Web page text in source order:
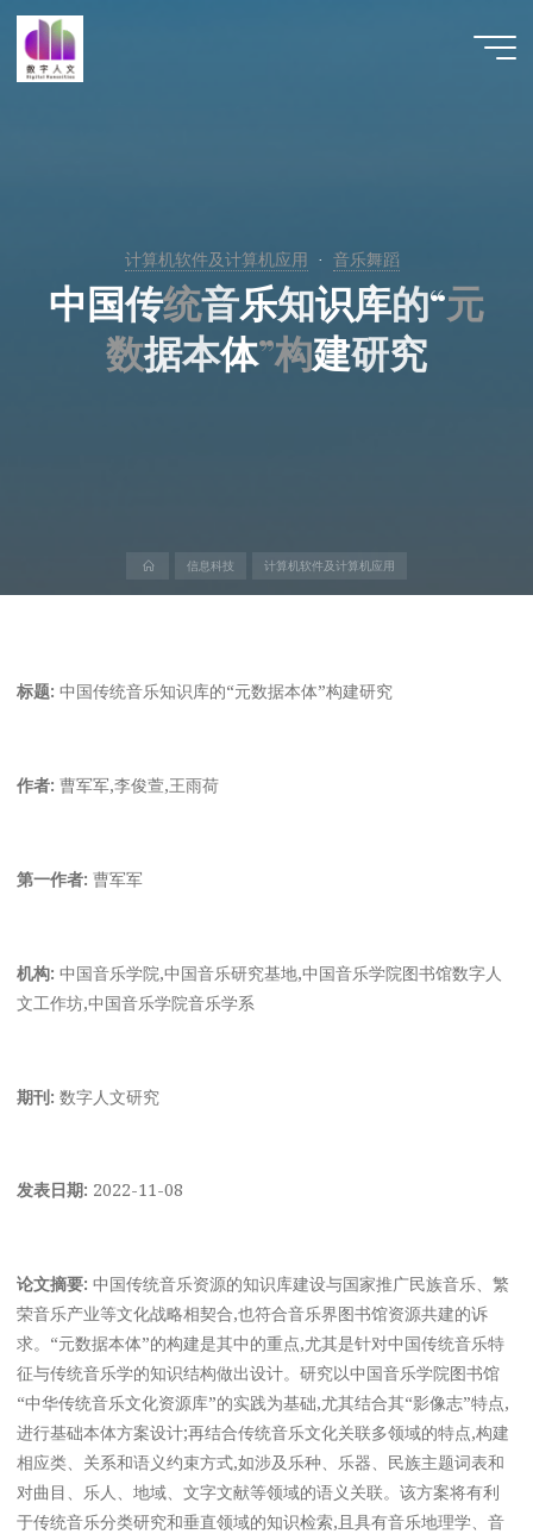
计算机软件及计算机应用 音乐舞蹈
中国传统音乐知识库的“元
数据本体”构建研究
信息科技 计算机软件及计算机应用
标题: 中国传统音乐知识库的“元数据本体”构建研究
作者: 曹军军,李俊萱,王雨荷
第一作者: 曹军军
机构: 中国音乐学院,中国音乐研究基地,中国音乐学院图书馆数字人
文工作坊,中国音乐学院音乐学系
期刊: 数字人文研究
发表日期: 2022-11-08
论文摘要: 中国传统音乐资源的知识库建设与国家推广民族音乐、繁
荣音乐产业等文化战略相契合,也符合音乐界图书馆资源共建的诉
求。“元数据本体”的构建是其中的重点,尤其是针对中国传统音乐特
征与传统音乐学的知识结构做出设计。研究以中国音乐学院图书馆
“中华传统音乐文化资源库”的实践为基础,尤其结合其“影像志”特点,
进行基础本体方案设计;再结合传统音乐文化关联多领域的特点,构建
相应类、关系和语义约束方式,如涉及乐种、乐器、民族主题词表和
对曲目、乐人、地域、文字文献等领域的语义关联。该方案将有利
于传统音乐分类研究和垂直领域的知识检索,且具有音乐地理学、音